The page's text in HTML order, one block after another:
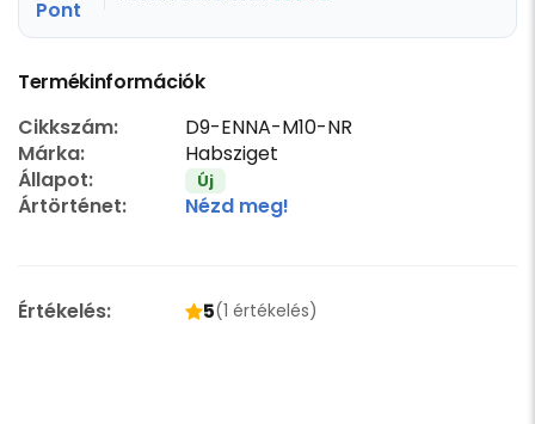
Termékinformációk
Cikkszám:
D9-ENNA-M10-NR
Márka:
Habsziget
Állapot:
Új
Ártörténet: Nézd meg!
Értékelés: 5(1 értékelés)